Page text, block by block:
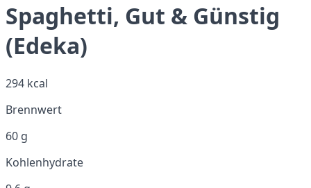
Spaghetti, Gut & Günstig
(Edeka)
294 kcal
Brennwert
60 g
Kohlenhydrate